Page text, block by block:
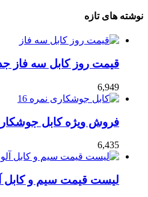
نوشته های تازه
قیمت روز کابل سه فاز
6,949
فروش ویژه کابل جوشکاری
6,435
لیست قیمت سیم و کابل